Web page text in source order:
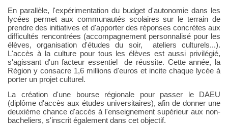
En parallèle, l'expérimentation du budget d'autonomie dans les
lycées permet aux communautés scolaires sur le terrain de
prendre des initiatives et d'apporter des réponses concrètes aux
difficultés rencontrées (accompagnement personnalisé pour les
élèves, organisation d'études du soir, ateliers culturels...).
L'accès à la culture pour tous les élèves est aussi privilégié,
s'agissant d'un facteur essentiel de réussite. Cette année, la
Région y consacre 1,6 millions d'euros et incite chaque lycée à
porter un projet culturel.
La création d'une bourse régionale pour passer le DAEU
(diplôme d'accès aux études universitaires), afin de donner une
deuxième chance d'accès à l'enseignement supérieur aux non-
bacheliers, s'inscrit également dans cet objectif.